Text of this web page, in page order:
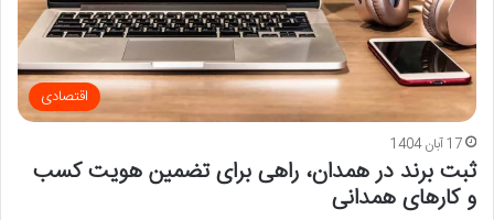
اقتصادی
17 آبان 1404
ثبت برند در همدان، راهی برای تضمین هویت کسب
و کارهای همدانی